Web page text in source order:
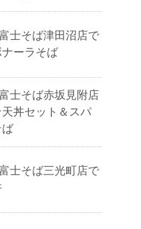
士そば津田沼店で
ーラそば
士そば赤坂見附店
丼セット＆スパ
ば
士そば三光町店で